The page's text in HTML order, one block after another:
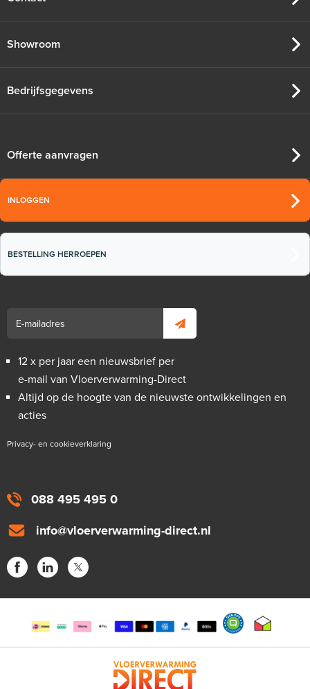
088 495 495 0
info@vloerverwarming-direct.nl
Showroom
Bedrijfsgegevens
Offerte aanvragen
INLOGGEN
BESTELLING HERROEPEN
12 x per jaar een nieuwsbrief per
e-mail van Vloerverwarming-Direct
Altijd op de hoogte van de nieuwste ontwikkelingen en
acties
Privacy- en cookieverklaring